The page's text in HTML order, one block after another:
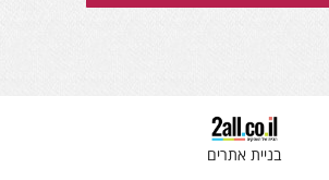
בניית אתרים